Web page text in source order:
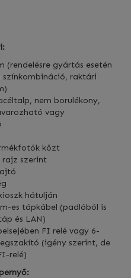
(rendelésre gyártás esetén
raktári
nem borulékony,
vagy
közt
szerint
hátulján
es tápkábel (padlóból is
és LAN)
FI relé vagy 6-
(igény szerint, de
relé)